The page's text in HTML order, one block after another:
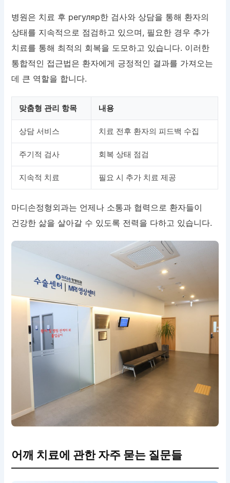
병원은 치료 후 регуляр한 검사와 상담을 통해 환자의
상태를 지속적으로 점검하고 있으며, 필요한 경우 추가
치료를 통해 최적의 회복을 도모하고 있습니다. 이러한
통합적인 접근법은 환자에게 긍정적인 결과를 가져오는
데 큰 역할을 합니다.
맞춤형 관리 항목 내용
상담 서비스 치료 전후 환자의 피드백 수집
주기적 검사 회복 상태 점검
지속적 치료 필요 시 추가 치료 제공
마디손정형외과는 언제나 소통과 협력으로 환자들이
건강한 삶을 살아갈 수 있도록 전력을 다하고 있습니다.
어깨 치료에 관한 자주 묻는 질문들